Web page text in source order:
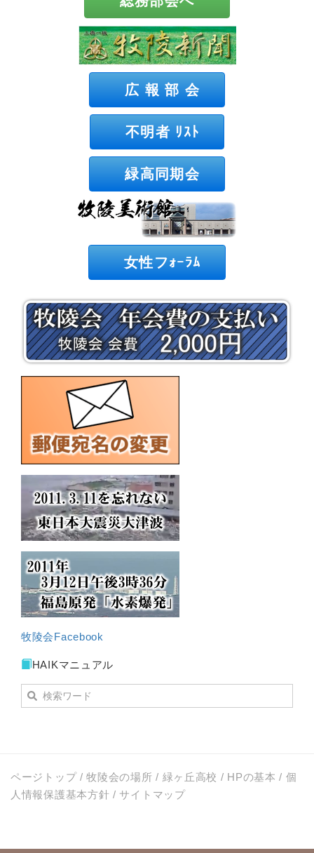
広 報 部 会
不明者 ﾘｽﾄ
緑高同期会
女性フｫｰﾗﾑ
牧陵会Facebook
HAIKマニュアル
ページトップ/牧陵会の場所 / 緑ヶ丘高校 / HPの基本 / 個
人情報保護基本方針 / サイトマップ